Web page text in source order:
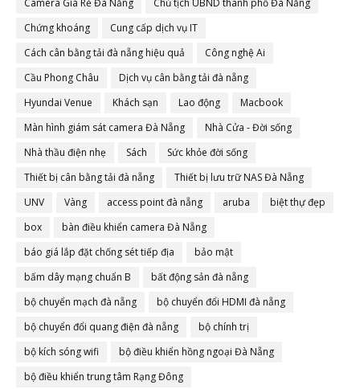
Camera Giá Rẻ Đà Nẵng
Chủ tịch UBND thành phố Đà Nẵng
Chứng khoáng
Cung cấp dịch vụ IT
Cách cân bằng tải đà nẵng hiệu quả
Công nghệ Ai
Cầu Phong Châu
Dịch vụ cân bằng tải đà nẵng
Hyundai Venue
Khách sạn Lao động
Macbook
Màn hình giám sát camera Đà Nẵng
Nhà Cửa - Đời sống
Nhà thầu điện nhẹ
Sách
Sức khỏe đời sống
Thiết bị cân bằng tải đà nẵng
Thiết bị lưu trữ NAS Đà Nẵng
UNV
Vàng access point đà nẵng aruba
biệt thự đẹp
box
bàn điều khiển camera Đà Nẵng
báo giá lắp đặt chống sét tiếp địa
bảo mật
bấm dây mạng chuẩn B
bất động sản đà nẵng
bộ chuyển mạch đà nẵng
bộ chuyển đổi HDMI đà nẵng
bộ chuyển đổi quang điện đà nẵng
bộ chính trị
bộ kích sóng wifi
bộ điều khiển hồng ngoại Đà Nẵng
bộ điều khiển trung tâm Rạng Đông